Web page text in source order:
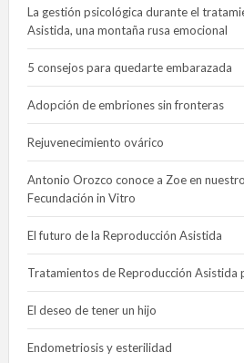
La gestión psicológica durante el
Asistida, una montaña rusa emocional
5 consejos para quedarte embarazada
Adopción de embriones sin fronteras
Rejuvenecimiento ovárico
Antonio Orozco conoce a Zoe en
Fecundación in Vitro
El futuro de la Reproducción Asistida
Tratamientos de Reproducción Asistida
El deseo de tener un hijo
Endometriosis y esterilidad